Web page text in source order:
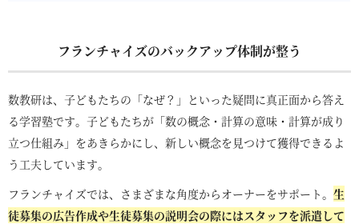
フランチャイズのバックアップ体制が整う
数教研は、子どもたちの「なぜ？」といった疑問に真正面から答え
る学習塾です。子どもたちが「数の概念・計算の意味・計算が成り
立つ仕組み」をあきらかにし、新しい概念を見つけて獲得できるよ
う工夫しています。
フランチャイズでは、さまざまな角度からオーナーをサポート。 生
徒募集の広告作成や生徒募集の説明会の際にはスタッフを派遣して